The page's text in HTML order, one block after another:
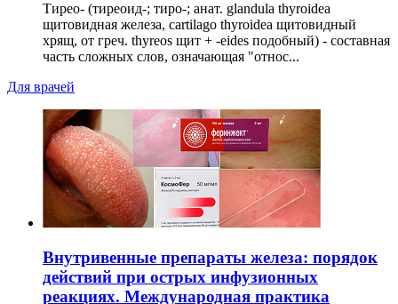
Тирео- (тиреоид-; тиро-; анат. glandula thyroidea
щитовидная железа, cartilago thyroidea щитовидный
хрящ, от греч. thyreos щит + -eides подобный) - составная
часть сложных слов, означающая "относ...
Для врачей
Внутривенные препараты железа: порядок
действий при острых инфузионных
реакциях. Международная практика